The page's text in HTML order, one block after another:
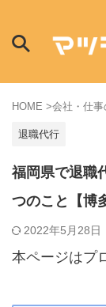
HOME >会社・仕事
退職代行
福岡県で退職
つのこと【博
2022年5月28日
本ページはプ